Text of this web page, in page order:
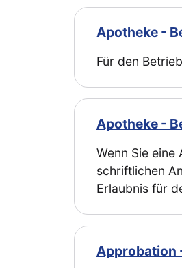
Apotheke -
Für den
Apotheke -
Wenn Sie
schriftlichen
Erlaubnis für
Approbation